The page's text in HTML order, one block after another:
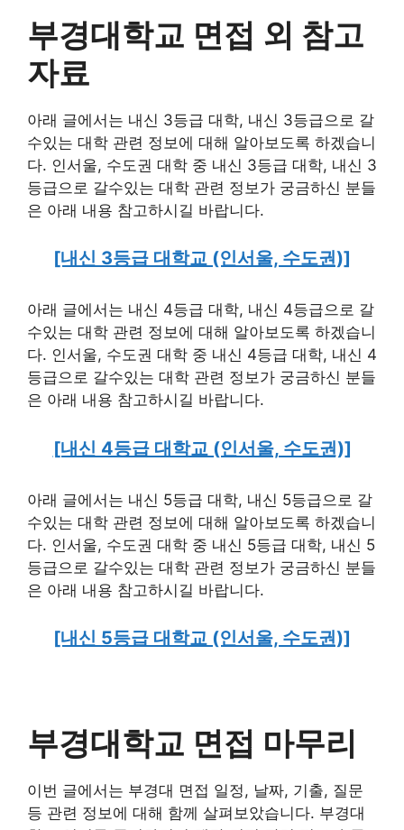
부경대학교 면접 외 참고
자료
아래 글에서는 내신 3등급 대학, 내신 3등급으로 갈
수있는 대학 관련 정보에 대해 알아보도록 하겠습니
다. 인서울, 수도권 대학 중 내신 3등급 대학, 내신 3
등급으로 갈수있는 대학 관련 정보가 궁금하신 분들
은 아래 내용 참고하시길 바랍니다.
[내신 3등급 대학교 (인서울, 수도권)]
아래 글에서는 내신 4등급 대학, 내신 4등급으로 갈
수있는 대학 관련 정보에 대해 알아보도록 하겠습니
다. 인서울, 수도권 대학 중 내신 4등급 대학, 내신 4
등급으로 갈수있는 대학 관련 정보가 궁금하신 분들
은 아래 내용 참고하시길 바랍니다.
[내신 4등급 대학교 (인서울, 수도권)]
아래 글에서는 내신 5등급 대학, 내신 5등급으로 갈
수있는 대학 관련 정보에 대해 알아보도록 하겠습니
다. 인서울, 수도권 대학 중 내신 5등급 대학, 내신 5
등급으로 갈수있는 대학 관련 정보가 궁금하신 분들
은 아래 내용 참고하시길 바랍니다.
[내신 5등급 대학교 (인서울, 수도권)]
부경대학교 면접 마무리
이번 글에서는 부경대 면접 일정, 날짜, 기출, 질문
등 관련 정보에 대해 함께 살펴보았습니다. 부경대